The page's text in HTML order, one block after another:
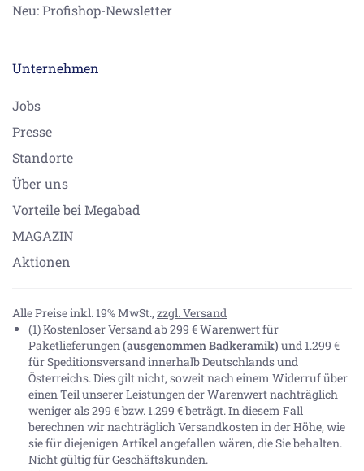
Neu: Profishop-Newsletter
Unternehmen
Jobs
Presse
Standorte
Über uns
Vorteile bei Megabad
MAGAZIN
Aktionen
Alle Preise inkl. 19% MwSt., zzgl. Versand
(1) Kostenloser Versand ab 299 € Warenwert für
Paketlieferungen(ausgenommen Badkeramik) und 1.299 €
für Speditionsversand innerhalb Deutschlands und
Österreichs. Dies gilt nicht, soweit nach einem Widerruf über
einen Teil unserer Leistungen der Warenwert nachträglich
weniger als 299 € bzw. 1.299 € beträgt. In diesem Fall
berechnen wir nachträglich Versandkosten in der Höhe, wie
sie für diejenigen Artikel angefallen wären, die Sie behalten.
Nicht gültig für Geschäftskunden.